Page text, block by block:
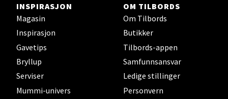
INSPIRASJON
Magasin
Inspirasjon
Gavetips
Bryllup
Serviser
Mummi-univers
OM TILBORDS
Om Tilbords
Butikker
Tilbords-appen
Samfunnsansvar
Ledige stillinger
Personvern
Bergen - Horisont
Myrdalsvegen 2, 5130 Nyborg